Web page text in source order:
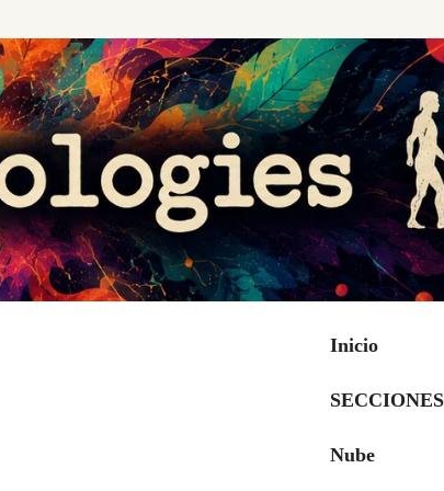
Inicio
SECCIONES
Nube